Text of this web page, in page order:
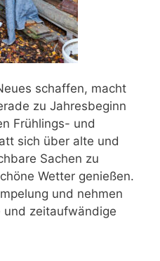
schaffen, macht
zu Jahresbeginn
Frühlings- und
sich über alte und
Sachen zu
Wetter genießen.
und nehmen
und zeitaufwändige